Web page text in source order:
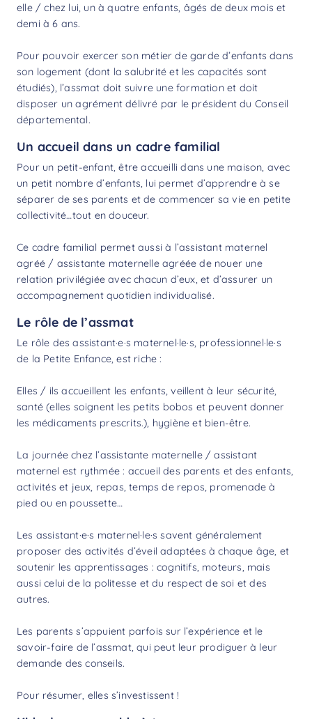
elle / chez lui, un à quatre enfants, âgés de deux mois et
demi à 6 ans.
Pour pouvoir exercer son métier de garde d’enfants dans
son logement (dont la salubrité et les capacités sont
étudiés), l’assmat doit suivre une formation et doit
disposer un agrément délivré par le président du Conseil
départemental.
Un accueil dans un cadre familial
Pour un petit-enfant, être accueilli dans une maison, avec
un petit nombre d’enfants, lui permet d’apprendre à se
séparer de ses parents et de commencer sa vie en petite
collectivité…tout en douceur.
Ce cadre familial permet aussi à l’assistant maternel
agréé / assistante maternelle agréée de nouer une
relation privilégiée avec chacun d’eux, et d’assurer un
accompagnement quotidien individualisé.
Le rôle de l’assmat
Le rôle des assistant·e·s maternel·le·s, professionnel·le·s
de la Petite Enfance, est riche :
Elles / ils accueillent les enfants, veillent à leur sécurité,
santé (elles soignent les petits bobos et peuvent donner
les médicaments prescrits.), hygiène et bien-être.
La journée chez l’assistante maternelle / assistant
maternel est rythmée : accueil des parents et des enfants,
activités et jeux, repas, temps de repos, promenade à
pied ou en poussette…
Les assistant·e·s maternel·le·s savent généralement
proposer des activités d’éveil adaptées à chaque âge, et
soutenir les apprentissages : cognitifs, moteurs, mais
aussi celui de la politesse et du respect de soi et des
autres.
Les parents s’appuient parfois sur l’expérience et le
savoir-faire de l’assmat, qui peut leur prodiguer à leur
demande des conseils.
Pour résumer, elles s’investissent !